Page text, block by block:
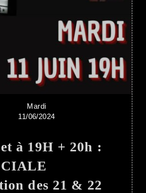
Mardi
11/06/2024
à 19H + 20h :
des 21 & 22